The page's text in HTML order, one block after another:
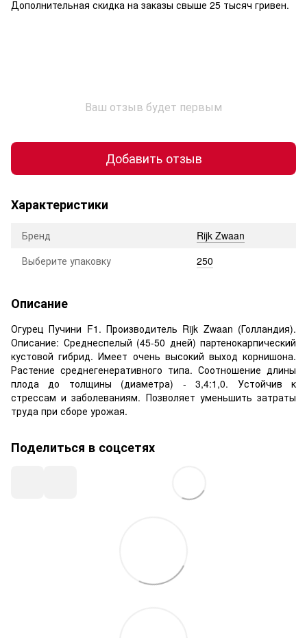
Дополнительная скидка на заказы свыше 25 тысяч гривен.
Ваш отзыв будет первым
Добавить отзыв
Характеристики
Бренд
Rijk Zwaan
Выберите упаковку
250
Описание
Огурец Пучини F1. Производитель Rijk Zwaan (Голландия).
Описание: Среднеспелый (45-50 дней) партенокарпический
кустовой гибрид. Имеет очень высокий выход корнишона.
Растение среднегенеративного типа. Соотношение длины
плода до толщины (диаметра) - 3,4:1,0. Устойчив к
стрессам и заболеваниям. Позволяет уменьшить затраты
труда при сборе урожая.
Поделиться в соцсетях